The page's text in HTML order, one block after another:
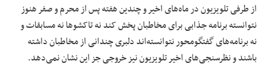
از طرفی تلویزیون در ماه‌های اخیر و چندین هفته پس از محرم و صفر هنوز
نتوانسته برنامه جذابی برای مخاطبان پخش کند نه تاکشوها نه مسابقات و
نه برنامه‌های گفتگومحور نتوانسته‌اند دلبری چندانی از مخاطبان داشته
باشند و نظرسنجی‌های اخیر تلویزیون نیز خروجی‌ جز این نشان نمی‌دهد.